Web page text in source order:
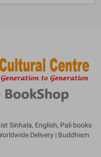
Sinhala, English, Pali books
Delivery | Buddhism